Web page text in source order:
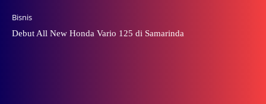
Bisnis
Debut All New Honda Vario 125 di Samarinda